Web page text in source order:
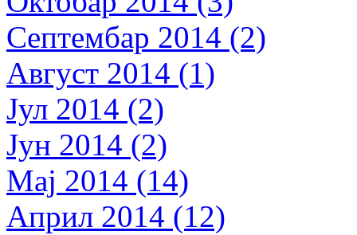
Септембар 2014 (2)
Август 2014 (1)
Јул 2014 (2)
Јун 2014 (2)
Мај 2014 (14)
Април 2014 (12)